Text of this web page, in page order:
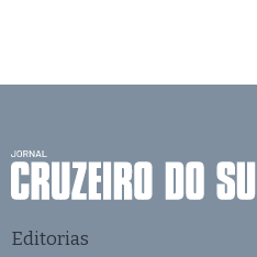
Editorias